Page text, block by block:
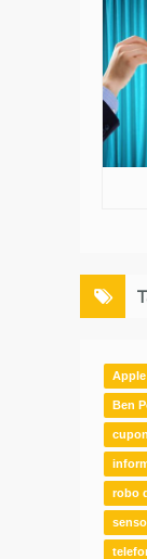
Apple
Ben
robo